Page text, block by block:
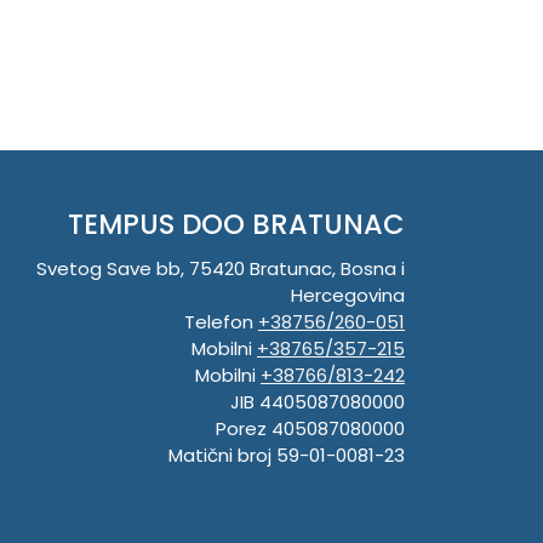
TEMPUS DOO BRATUNAC
Svetog Save bb, 75420 Bratunac, Bosna i
Hercegovina
Telefon +38756/260-051
Mobilni +38765/357-215
Mobilni +38766/813-242
JIB 4405087080000
Porez 405087080000
Matični broj 59-01-0081-23